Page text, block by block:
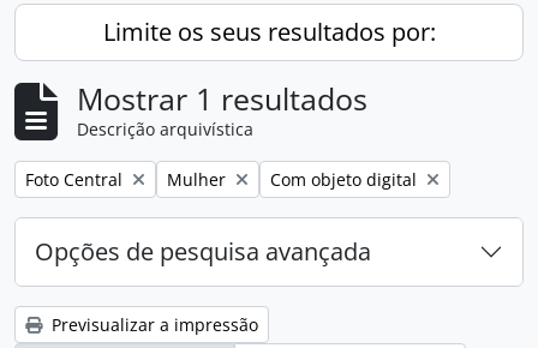
Limite os seus resultados por:
Mostrar 1 resultados
Descrição arquivística
Remover filtro:
Foto Central Remover filtro:
Mulher Remover filtro:
Com objeto digital
Opções de pesquisa avançada
Previsualizar a impressão